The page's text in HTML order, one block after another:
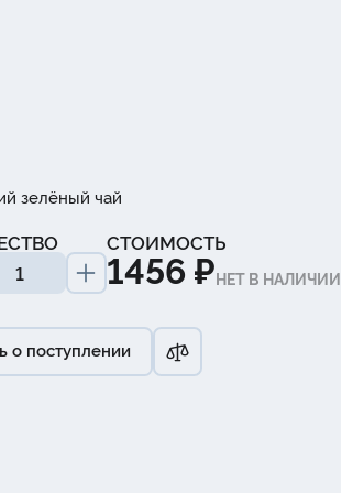
зелёный чай
СТОИМОСТЬ
1456 ₽НЕТ В НАЛИЧИИ
о поступлении